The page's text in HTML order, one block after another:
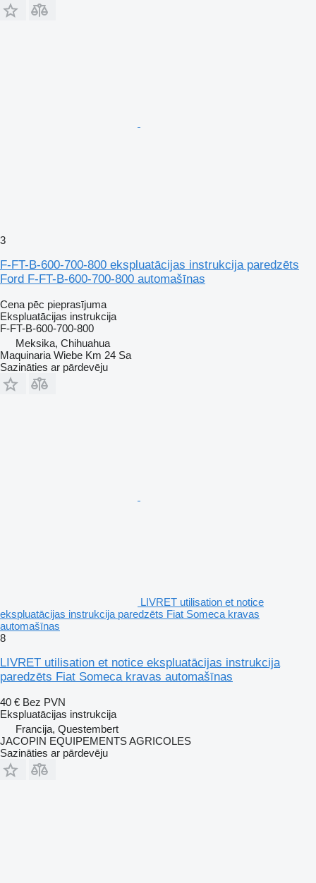
3
F-FT-B-600-700-800 ekspluatācijas instrukcija paredzēts
Ford F-FT-B-600-700-800 automašīnas
Cena pēc pieprasījuma
Ekspluatācijas instrukcija
F-FT-B-600-700-800
Meksika, Chihuahua
Maquinaria Wiebe Km 24 Sa
Sazināties ar pārdevēju
LIVRET utilisation et notice
ekspluatācijas instrukcija paredzēts Fiat Someca kravas
automašīnas
8
LIVRET utilisation et notice ekspluatācijas instrukcija
paredzēts Fiat Someca kravas automašīnas
40 € Bez PVN
Ekspluatācijas instrukcija
Francija, Questembert
JACOPIN EQUIPEMENTS AGRICOLES
Sazināties ar pārdevēju